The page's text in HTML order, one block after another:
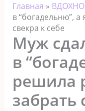
Главная »
в “богадельню”,
свекра к себе
Муж
в
решила
забрать